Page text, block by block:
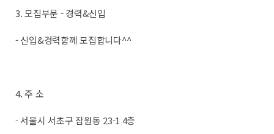
3. 모집부문 - 경력&신입
- 신입&경력함께 모집합니다^^
4. 주 소
- 서울시 서초구 잠원동 23-1 4층